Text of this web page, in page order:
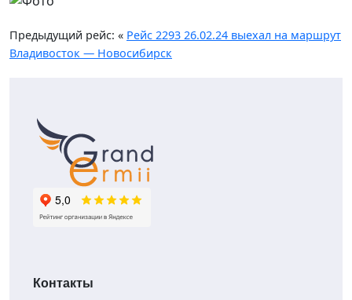
Предыдущий рейс: « Рейс 2293 26.02.24 выехал на маршрут
Владивосток — Новосибирск
Контакты